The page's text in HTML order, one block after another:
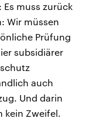
Es muss zurück
Wir müssen
Prüfung
subsidiärer
auch
Und darin
kein Zweifel.